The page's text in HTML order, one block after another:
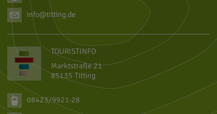
info@titting.de
TOURISTINFO
Marktstraße 21
85135 Titting
08423/9921-28